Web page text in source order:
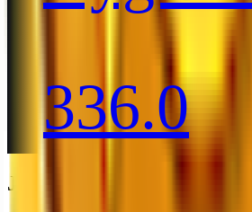
336.0
Jak zdobyć darmowe